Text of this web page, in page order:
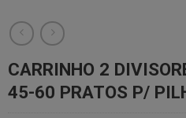
CARRINHO 2
45-60 PRATOS P/